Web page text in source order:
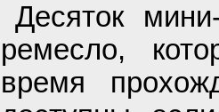
Десяток
ремесло,
время